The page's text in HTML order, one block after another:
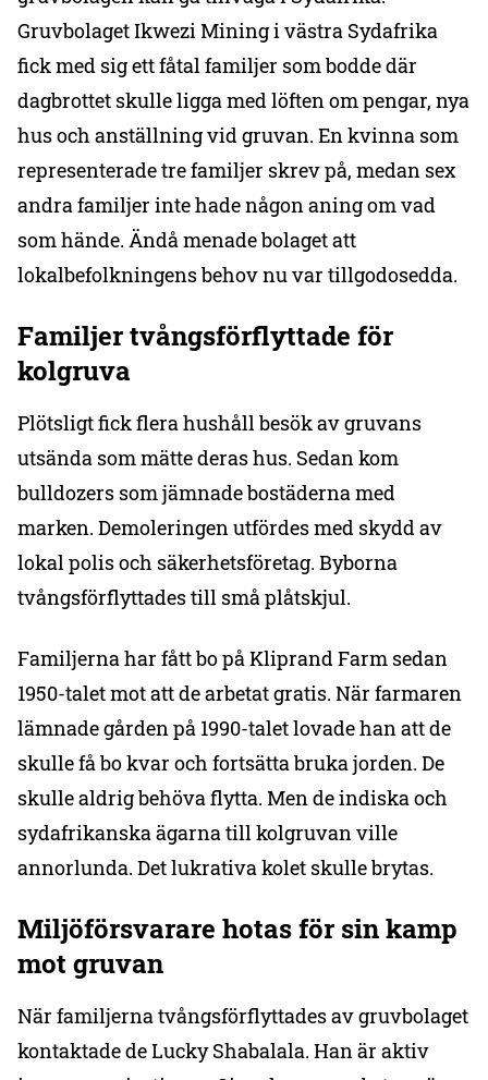
Gruvbolaget Ikwezi Mining i västra Sydafrika
fick med sig ett fåtal familjer som bodde där
dagbrottet skulle ligga med löften om pengar, nya
hus och anställning vid gruvan. En kvinna som
representerade tre familjer skrev på, medan sex
andra familjer inte hade någon aning om vad
som hände. Ändå menade bolaget att
lokalbefolkningens behov nu var tillgodosedda.
Familjer tvångsförflyttade för
kolgruva
Plötsligt fick flera hushåll besök av gruvans
utsända som mätte deras hus. Sedan kom
bulldozers som jämnade bostäderna med
marken. Demoleringen utfördes med skydd av
lokal polis och säkerhetsföretag. Byborna
tvångsförflyttades till små plåtskjul.
Familjerna har fått bo på Kliprand Farm sedan
1950-talet mot att de arbetat gratis. När farmaren
lämnade gården på 1990-talet lovade han att de
skulle få bo kvar och fortsätta bruka jorden. De
skulle aldrig behöva flytta. Men de indiska och
sydafrikanska ägarna till kolgruvan ville
annorlunda. Det lukrativa kolet skulle brytas.
Miljöförsvarare hotas för sin kamp
mot gruvan
När familjerna tvångsförflyttades av gruvbolaget
kontaktade de Lucky Shabalala. Han är aktiv